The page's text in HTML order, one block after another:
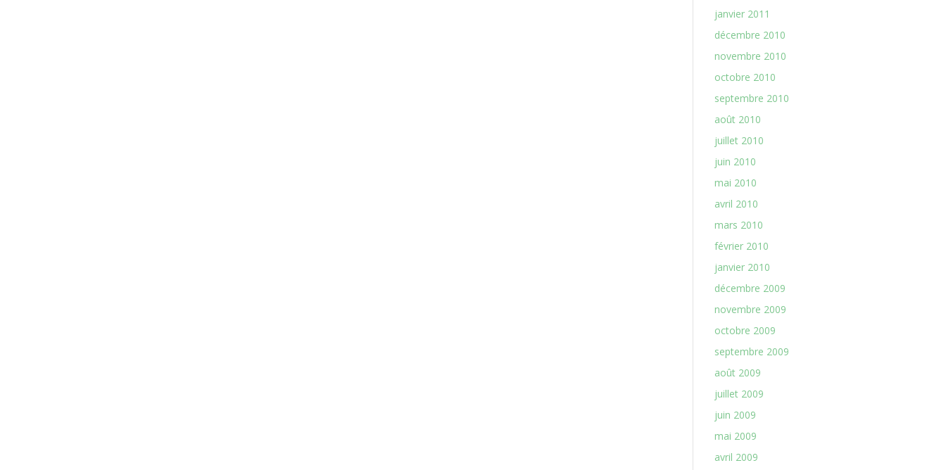
janvier 2011
décembre 2010
novembre 2010
octobre 2010
septembre 2010
août 2010
juillet 2010
juin 2010
mai 2010
avril 2010
mars 2010
février 2010
janvier 2010
décembre 2009
novembre 2009
octobre 2009
septembre 2009
août 2009
juillet 2009
juin 2009
mai 2009
avril 2009